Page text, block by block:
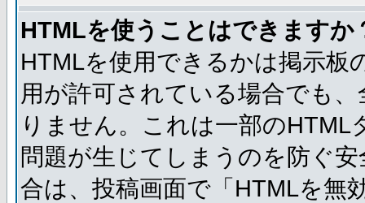
HTMLを使うことはできますか
HTMLを使用できるかは掲示板
用が許可されている場合でも
りません。これは一部の
問題が生じてしまうのを防ぐ
合は、投稿画面で「HTMLを無